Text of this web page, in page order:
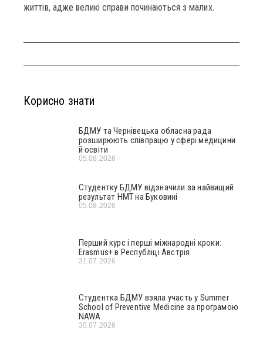
життів, адже великі справи починаються з малих.
Корисно знати
БДМУ та Чернівецька обласна рада
розширюють співпрацю у сфері медицини
й освіти
05.08.2026
Студентку БДМУ відзначили за найвищий
результат НМТ на Буковині
05.08.2026
Перший курс і перші міжнародні кроки:
Erasmus+ в Республіці Австрія
31.07.2026
Студентка БДМУ взяла участь у Summer
School of Preventive Medicine за програмою
NAWA
30.07.2026